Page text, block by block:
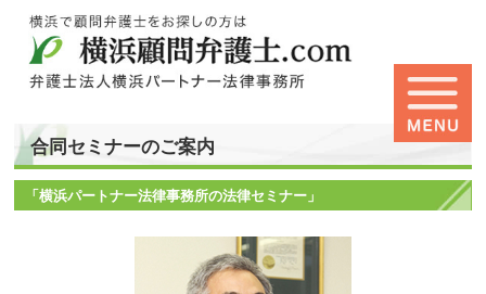
合同セミナーのご案内
「横浜パートナー法律事務所の法律セミナー」